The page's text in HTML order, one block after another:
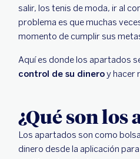
salir, los tenis de moda, ir al
problema es que muchas
momento de cumplir sus
Aquí es donde los apartados
control de su dineroy hacer
¿Qué son
Los apartados son como
dinero desde la aplicación